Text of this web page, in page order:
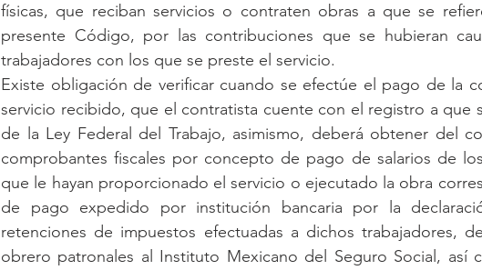
físicas, que reciban servicios o contraten obras a que se
presente Código, por las contribuciones que se hubieran
trabajadores con los que se preste el servicio.
Existe obligación de verificar cuando se efectúe el pago de la
servicio recibido, que el contratista cuente con el registro a que
de la Ley Federal del Trabajo, asimismo, deberá obtener del
comprobantes fiscales por concepto de pago de salarios de
que le hayan proporcionado el servicio o ejecutado la obra
de pago expedido por institución bancaria por la
retenciones de impuestos efectuadas a dichos trabajadores,
obrero patronales al Instituto Mexicano del Seguro Social, así